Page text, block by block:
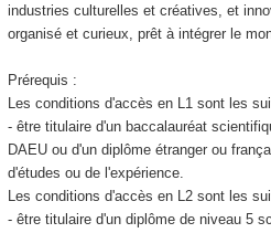
industries culturelles et créatives, et
organisé et curieux, prêt à intégrer le
Prérequis :
Les conditions d'accès en L1 sont les
- être titulaire d'un baccalauréat
DAEU ou d'un diplôme étranger ou
d'études ou de l'expérience.
Les conditions d'accès en L2 sont les
- être titulaire d'un diplôme de niveau 5